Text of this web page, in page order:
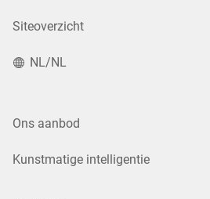
Siteoverzicht
NL/NL
Ons aanbod
Kunstmatige intelligentie